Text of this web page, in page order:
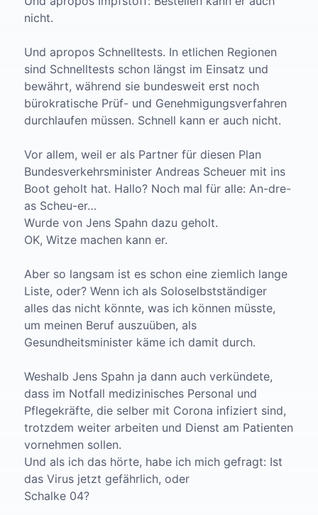
nicht.
Und apropos Schnelltests. In etlichen Regionen
sind Schnelltests schon längst im Einsatz und
bewährt, während sie bundesweit erst noch
bürokratische Prüf- und Genehmigungsverfahren
durchlaufen müssen. Schnell kann er auch nicht.
Vor allem, weil er als Partner für diesen Plan
Bundesverkehrsminister Andreas Scheuer mit ins
Boot geholt hat. Hallo? Noch mal für alle: An-dre-
as Scheu-er…
Wurde von Jens Spahn dazu geholt.
OK, Witze machen kann er.
Aber so langsam ist es schon eine ziemlich lange
Liste, oder? Wenn ich als Soloselbstständiger
alles das nicht könnte, was ich können müsste,
um meinen Beruf auszuüben, als
Gesundheitsminister käme ich damit durch.
Weshalb Jens Spahn ja dann auch verkündete,
dass im Notfall medizinisches Personal und
Pflegekräfte, die selber mit Corona infiziert sind,
trotzdem weiter arbeiten und Dienst am Patienten
vornehmen sollen.
Und als ich das hörte, habe ich mich gefragt: Ist
das Virus jetzt gefährlich, oder
Schalke 04?